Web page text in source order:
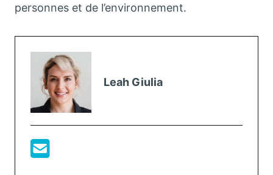
personnes et de l’environnement.
Leah Giulia